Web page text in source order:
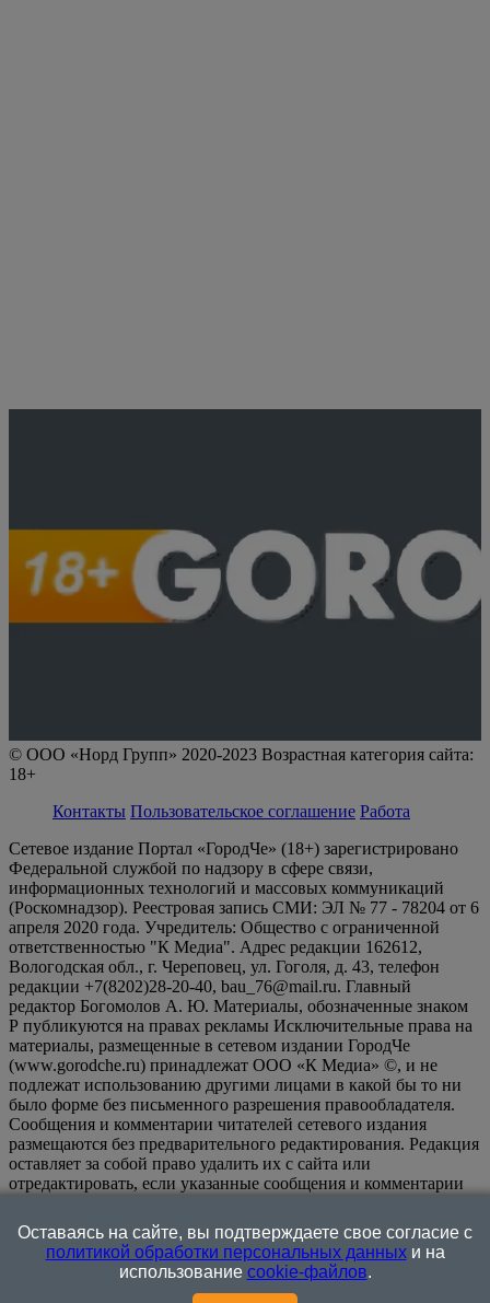
© ООО «Норд Групп» 2020-2023 Возрастная категория сайта:
18+
Контакты Пользовательское соглашение Работа
Сетевое издание Портал «ГородЧе» (18+) зарегистрировано
Федеральной службой по надзору в сфере связи,
информационных технологий и массовых коммуникаций
(Роскомнадзор). Реестровая запись СМИ: ЭЛ № 77 - 78204 от 6
апреля 2020 года. Учредитель: Общество с ограниченной
ответственностью "К Медиа". Адрес редакции 162612,
Вологодская обл., г. Череповец, ул. Гоголя, д. 43, телефон
редакции +7(8202)28-20-40, bau_76@mail.ru. Главный
редактор Богомолов А. Ю. Материалы, обозначенные знаком
Р публикуются на правах рекламы Исключительные права на
материалы, размещенные в сетевом издании ГородЧе
(www.gorodche.ru) принадлежат ООО «К Медиа» ©, и не
подлежат использованию другими лицами в какой бы то ни
было форме без письменного разрешения правообладателя.
Сообщения и комментарии читателей сетевого издания
размещаются без предварительного редактирования. Редакция
оставляет за собой право удалить их с сайта или
отредактировать, если указанные сообщения и комментарии
или нарушением иных требований закона.
информационном ресурсе применяются рекомендательные
технологии (информационные технологии предоставления
информации на основе сбора, систематизации и анализа
Оставаясь на сайте, вы подтверждаете свое согласие с
политикой обработки персональных данныхи на
использование cookie-файлов.